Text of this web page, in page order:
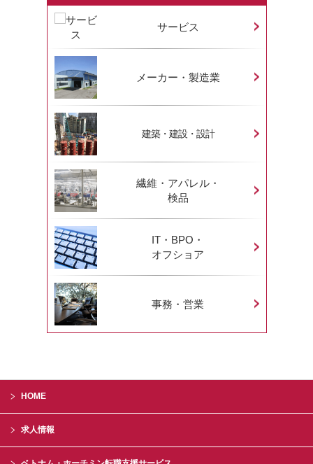
サービス
メーカー・製造業
建築・建設・設計
繊維・アパレル・
検品
IT・BPO・
オフショア
事務・営業
HOME
求人情報